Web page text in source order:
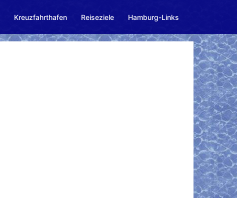
Kreuzfahrthafen Reiseziele Hamburg-Links